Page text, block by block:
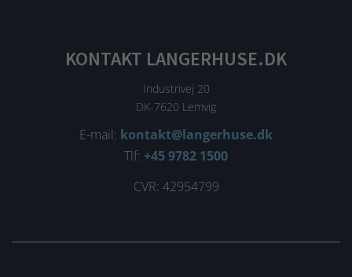
KONTAKT LANGERHUSE.DK
Industrivej 20
DK-7620 Lemvig
E-mail: kontakt@langerhuse.dk
Tlf: +45 9782 1500
CVR: 42954799